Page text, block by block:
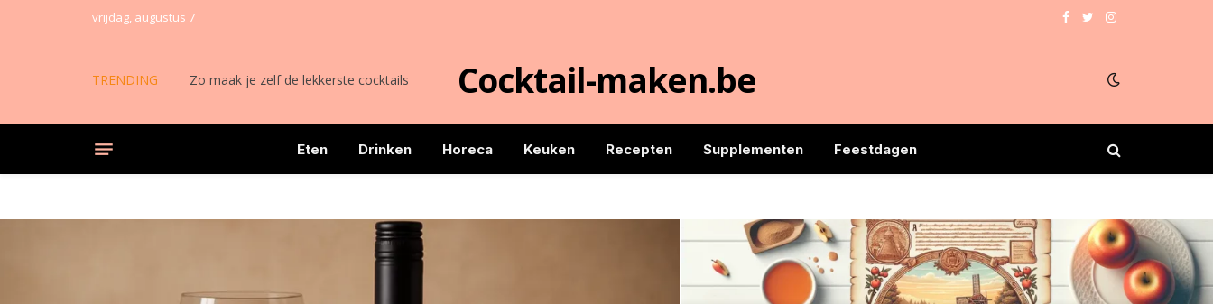
vrijdag, augustus 7 Facebook
TwitterInstagram
TRENDING Zo maak je zelf de lekkerste cocktails Cocktail-maken.be
Eten Drinken Horeca Keuken Recepten Supplementen Feestdagen